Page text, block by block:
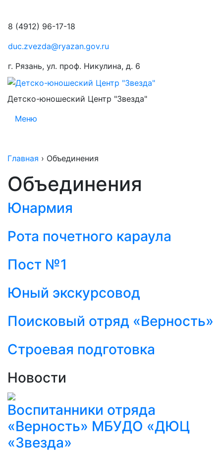
8 (4912) 96-17-18
duc.zvezda@ryazan.gov.ru
г. Рязань, ул. проф. Никулина, д. 6
Детско-юношеский Центр "Звезда"
Меню
Главная › Объединения
Объединения
Юнармия
Рота почетного караула
Пост №1
Юный экскурсовод
Поисковый отряд «Верность»
Строевая подготовка
Новости
Воспитанники отряда
«Верность» МБУДО «ДЮЦ
«Звезда»